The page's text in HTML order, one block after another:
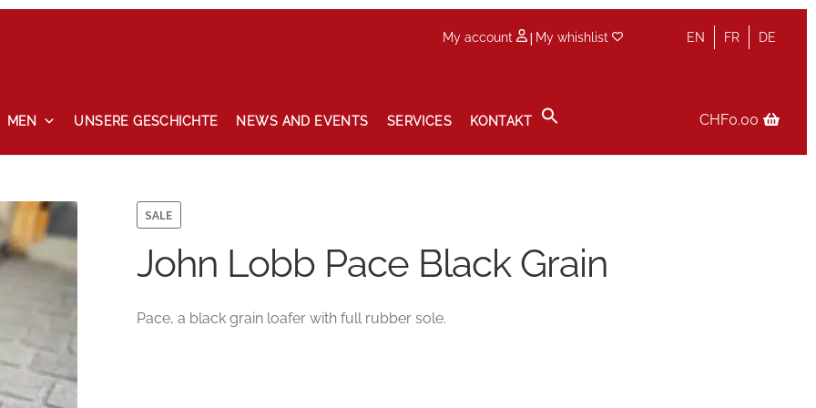
EN FR DE
My account | My whishlist
MEN UNSERE GESCHICHTE NEWS AND EVENTS SERVICES KONTAKT CHF0.00
SALE
John Lobb Pace Black Grain
Pace, a black grain loafer with full rubber sole.